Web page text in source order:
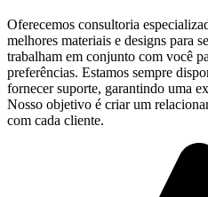
Oferecemos consultoria
melhores materiais e designs para
trabalham em conjunto com você
preferências. Estamos sempre
fornecer suporte, garantindo uma
Nosso objetivo é criar um
com cada cliente.